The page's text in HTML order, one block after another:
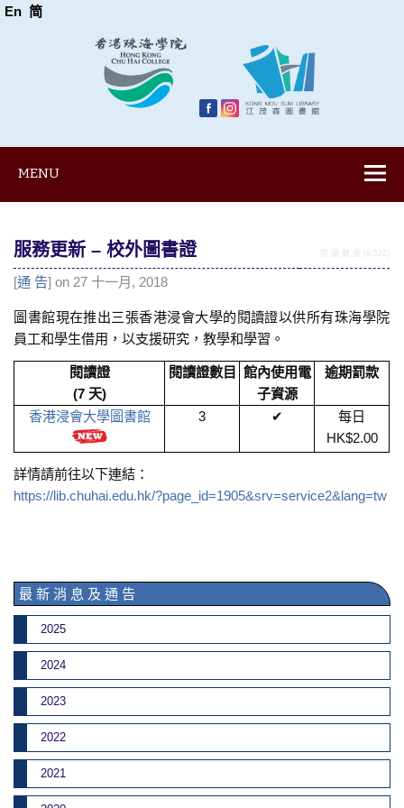
En 简
MENU
服務更新 – 校外圖書證 閱 讀 數 量 (8,522)
[通 告] on 27 十一月, 2018
圖書館現在推出三張香港浸會大學的閱讀證以供所有珠海學院
員工和學生借用，以支援研究，教學和學習。
閱讀證
(7 天)
閱讀證數目
館內使用電
子資源
逾期罰款
香港浸會大學圖書館 3 ✔
每日
HK$2.00
詳情請前往以下連結：
https://lib.chuhai.edu.hk/?page_id=1905&srv=service2&lang=tw
最 新 消 息 及 通 告
2025
2024
2023
2022
2021